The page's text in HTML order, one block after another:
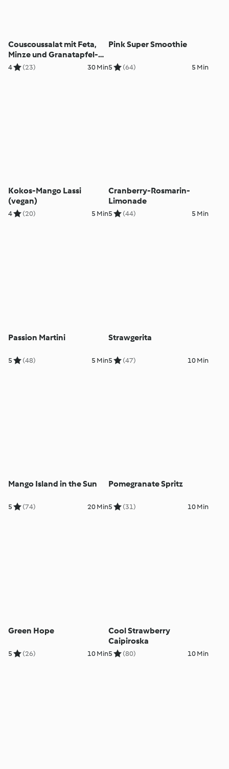
Couscoussalat mit Feta,
Minze und Granatapfel-
Vinaigrette
4 (23) 30 Min
Pink Super Smoothie
5 (64) 5 Min
Kokos-Mango Lassi
(vegan)
4 (20) 5 Min
Cranberry-Rosmarin-
Limonade
5 (44) 5 Min
Passion Martini
5 (48) 5 Min
Strawgerita
5 (47) 10 Min
Mango Island in the Sun
5 (74) 20 Min
Pomegranate Spritz
5 (31) 10 Min
Green Hope
5 (26) 10 Min
Cool Strawberry
Caipiroska
5 (80) 10 Min